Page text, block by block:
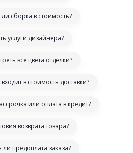
сборка в стоимость?
услуги дизайнера?
все цвета отделки?
в стоимость доставки?
или оплата в кредит?
возврата товара?
ли предоплата заказа?